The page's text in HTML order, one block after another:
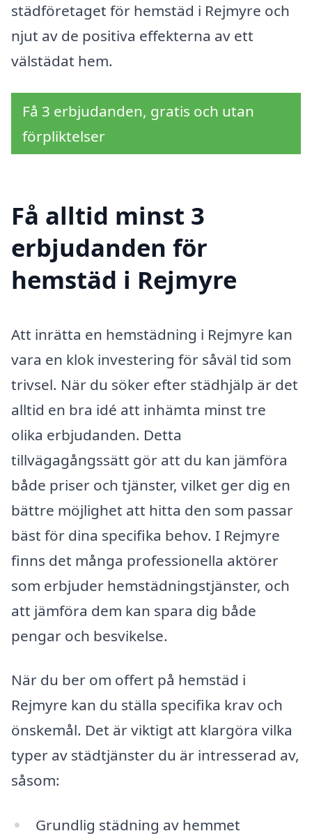
städföretaget för hemstäd i Rejmyre och
njut av de positiva effekterna av ett
välstädat hem.
Få 3 erbjudanden, gratis och utan
förpliktelser
Få alltid minst 3
erbjudanden för
hemstäd i Rejmyre
Att inrätta en hemstädning i Rejmyre kan
vara en klok investering för såväl tid som
trivsel. När du söker efter städhjälp är det
alltid en bra idé att inhämta minst tre
olika erbjudanden. Detta
tillvägagångssätt gör att du kan jämföra
både priser och tjänster, vilket ger dig en
bättre möjlighet att hitta den som passar
bäst för dina specifika behov. I Rejmyre
finns det många professionella aktörer
som erbjuder hemstädningstjänster, och
att jämföra dem kan spara dig både
pengar och besvikelse.
När du ber om offert på hemstäd i
Rejmyre kan du ställa specifika krav och
önskemål. Det är viktigt att klargöra vilka
typer av städtjänster du är intresserad av,
såsom:
Grundlig städning av hemmet